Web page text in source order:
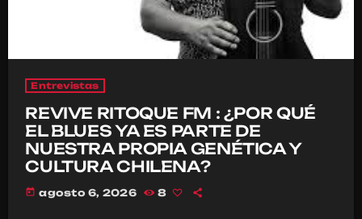
Entrevistas
REVIVE RITOQUE FM : ¿POR QUÉ
EL BLUES YA ES PARTE DE
NUESTRA PROPIA GENÉTICA Y
CULTURA CHILENA?
today agosto 6, 2026 8